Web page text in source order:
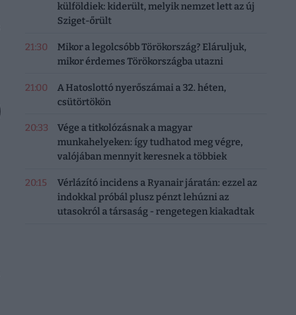
külföldiek: kiderült, melyik nemzet lett az új
Sziget-őrült
21:30
Mikor a legolcsóbb Törökország? Eláruljuk,
mikor érdemes Törökországba utazni
21:00
A Hatoslottó nyerőszámai a 32. héten,
csütörtökön
20:33
Vége a titkolózásnak a magyar
munkahelyeken: így tudhatod meg végre,
valójában mennyit keresnek a többiek
20:15
Vérlázító incidens a Ryanair járatán: ezzel az
indokkal próbál plusz pénzt lehúzni az
utasokról a társaság - rengetegen kiakadtak